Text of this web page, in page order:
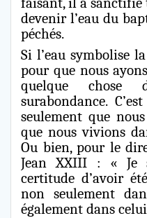
devenir l’eau du
péchés.
Si l’eau symbolise
pour que nous
quelque chose
surabondance.
seulement que
que nous vivions
Ou bien, pour le
Jean XXIII : « Je
certitude d’avoir
non seulement
également dans